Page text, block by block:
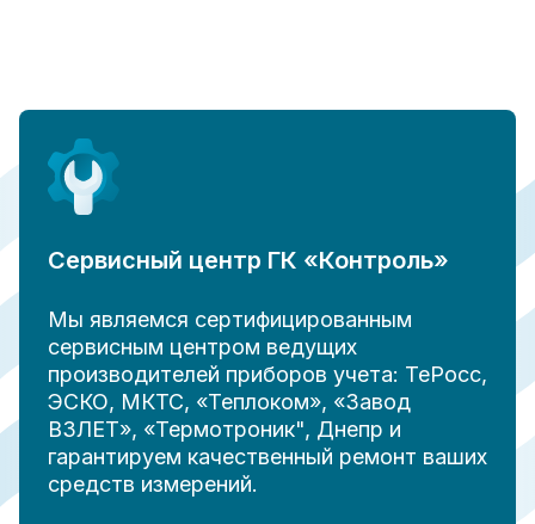
Сервисный центр ГК «Контроль»
Мы являемся сертифицированным
сервисным центром ведущих
производителей приборов учета: ТеРосс,
ЭСКО, МКТС, «Теплоком», «Завод
ВЗЛЕТ», «Термотроник", Днепр и
гарантируем качественный ремонт ваших
средств измерений.